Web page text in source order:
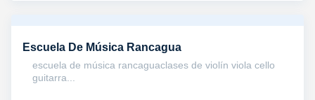
Escuela De Música Rancagua
escuela de música rancaguaclases de violín viola cello
guitarra...